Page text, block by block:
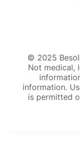
© 2025
Not medical,
information.
is permitted